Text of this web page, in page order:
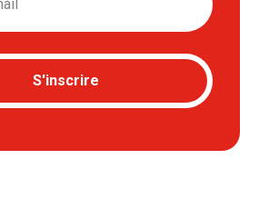
S'inscrire